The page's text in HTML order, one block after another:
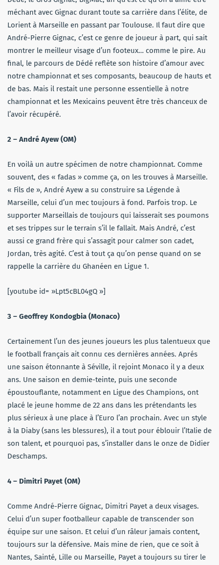
méchant avec Gignac durant toute sa carrière dans l’élite, de
Lorient à Marseille en passant par Toulouse. Il faut dire que
André-Pierre Gignac, c’est ce genre de joueur à part, qui sait
montrer le meilleur visage d’un footeux… comme le pire. Au
final, le parcours de Dédé reflète son histoire d’amour avec
notre championnat et ses composants, beaucoup de hauts et
de bas. Mais il restait une personne essentielle à notre
championnat et les Mexicains peuvent être très chanceux de
l’avoir récupéré.
2 – André Ayew (OM)
En voilà un autre spécimen de notre championnat. Comme
souvent, des « fadas » comme ça, on les trouves à Marseille.
« Fils de », André Ayew a su construire sa Légende à
Marseille, celui d’un mec toujours à fond. Parfois trop. Le
supporter Marseillais de toujours qui laisserait ses poumons
et ses trippes sur le terrain s’il le fallait. Mais André, c’est
aussi ce grand frère qui s’assagit pour calmer son cadet,
Jordan, très agité. C’est à tout ça qu’on pense quand on se
rappelle la carrière du Ghanéen en Ligue 1.
[youtube id= »Lpt5cBL04gQ »]
3 – Geoffrey Kondogbia (Monaco)
Certainement l’un des jeunes joueurs les plus talentueux que
le football français ait connu ces dernières années. Aprés
une saison étonnante à Séville, il rejoint Monaco il y a deux
ans. Une saison en demie-teinte, puis une seconde
époustouflante, notamment en Ligue des Champions, ont
placé le jeune homme de 22 ans dans les prétendants les
plus sérieux à une place à l’Euro l’an prochain. Avec un style
à la Diaby (sans les blessures), il a tout pour éblouir l’Italie de
son talent, et pourquoi pas, s’installer dans le onze de Didier
Deschamps.
4 – Dimitri Payet (OM)
Comme André-Pierre Gignac, Dimitri Payet a deux visages.
Celui d’un super footballeur capable de transcender son
équipe sur une saison. Et celui d’un râleur jamais content,
toujours sur la défensive. Mais mine de rien, que ce soit à
Nantes, Sainté, Lille ou Marseille, Payet a toujours su tirer le